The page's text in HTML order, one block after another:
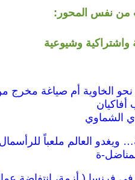
من نفس المحور:
واشتراكية وشيوعية
نحو الخاوية أم صياغة مخرج
أفاكيان
الشماوي
ويغدو العالم ملعباً للرأسمال
ة